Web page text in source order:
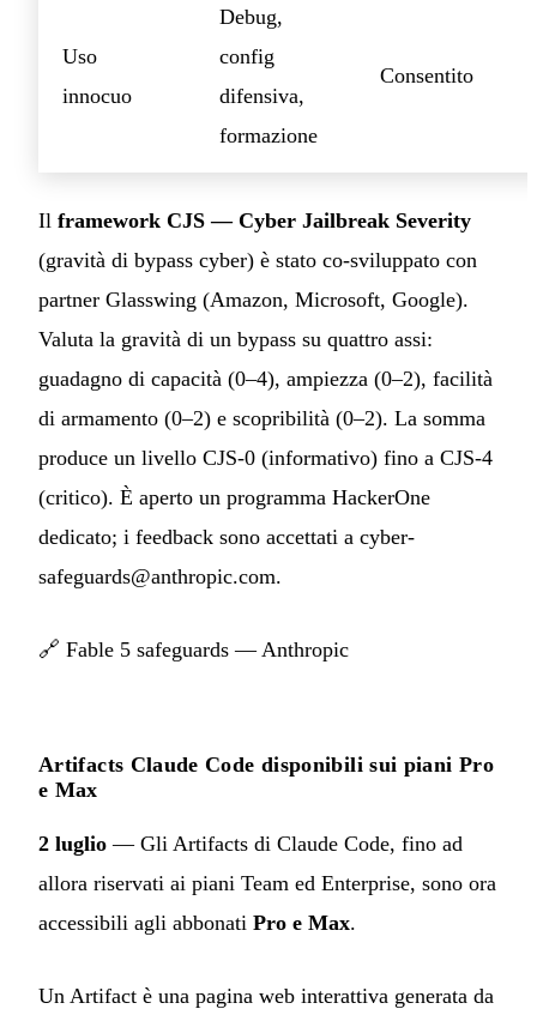
Uso
innocuo
Debug,
config
difensiva,
formazione
Consentito
Il framework CJS — Cyber Jailbreak Severity
(gravità di bypass cyber) è stato co-sviluppato con
partner Glasswing (Amazon, Microsoft, Google).
Valuta la gravità di un bypass su quattro assi:
guadagno di capacità (0–4), ampiezza (0–2), facilità
di armamento (0–2) e scopribilità (0–2). La somma
produce un livello CJS-0 (informativo) fino a CJS-4
(critico). È aperto un programma HackerOne
dedicato; i feedback sono accettati a cyber-
safeguards@anthropic.com.
🔗 Fable 5 safeguards — Anthropic
Artifacts Claude Code disponibili sui piani Pro
e Max
2 luglio — Gli Artifacts di Claude Code, fino ad
allora riservati ai piani Team ed Enterprise, sono ora
accessibili agli abbonati Pro e Max.
Un Artifact è una pagina web interattiva generata da